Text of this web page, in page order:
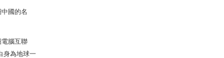
國的名
腦互聯
身為地球一